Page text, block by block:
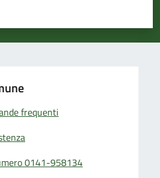
stelle su 5
su 5
5
frequenti
0141-958134